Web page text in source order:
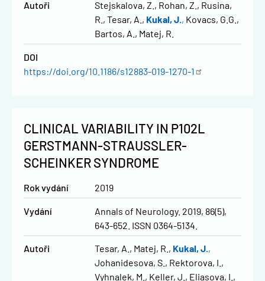
Autoři Stejskalova, Z. Rohan, Z.
Rusina,
R.
Tesar, A. Kukal, J. Kovacs, G.G.
Bartos, A.
Matej, R.
DOI
https://doi.org/10.1186/s12883-019-1270-1
CLINICAL VARIABILITY IN P102L
GERSTMANN-STRAUSSLER-
SCHEINKER SYNDROME
Rok vydání 2019
Vydání
Annals of Neurology. 2019, 86(5),
643-652. ISSN 0364-5134.
Autoři Tesar, A. Matej, R.
Kukal, J.
Johanidesova, S.
Rektorova, I.
Vyhnalek, M.
Keller, J.
Eliasova, I.